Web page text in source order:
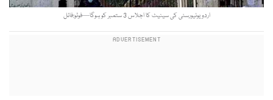
اردو یونیورسٹی کی سینیٹ کا اجلاس 3 ستمبر کو ہوگا—فوٹو:فائل